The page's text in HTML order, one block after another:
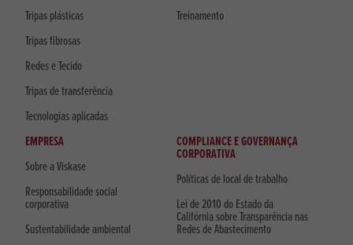
Tripas plásticas
Tripas fibrosas
Redes e Tecido
Tripas de transferência
Tecnologias aplicadas
Treinamento
EMPRESA
Sobre a Viskase
Responsabilidade social
corporativa
Sustentabilidade ambiental
COMPLIANCE E GOVERNANÇA
CORPORATIVA
Políticas de local de trabalho
Lei de 2010 do Estado da
Califórnia sobre Transparência nas
Redes de Abastecimento